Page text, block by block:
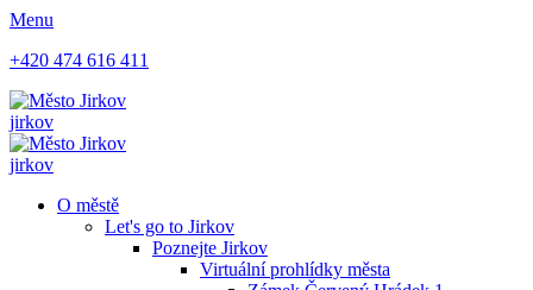
Menu
+420 474 616 411
jirkov
jirkov
O městě
Let's go to Jirkov
Poznejte Jirkov
Virtuální prohlídky města